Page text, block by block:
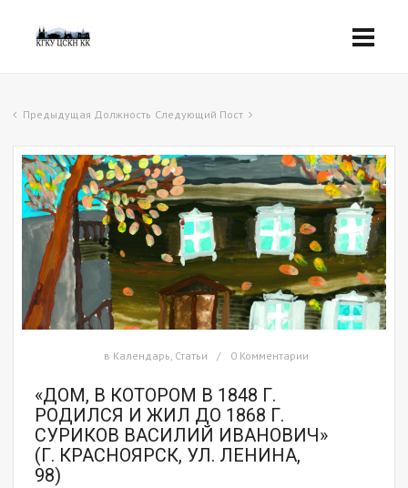
Предыдущая Должность Следующий Пост
в Календарь, Статьи 0 Комментарии
«ДОМ, В КОТОРОМ В 1848 Г.
РОДИЛСЯ И ЖИЛ ДО 1868 Г.
СУРИКОВ ВАСИЛИЙ ИВАНОВИЧ»
(Г. КРАСНОЯРСК, УЛ. ЛЕНИНА,
98)